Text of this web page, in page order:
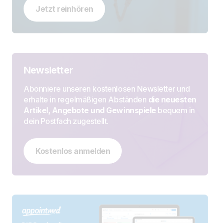
Jetzt reinhören
Newsletter
Abonniere unseren kostenlosen Newsletter und
erhalte in regelmäßigen Abständen die neuesten
Artikel, Angebote und Gewinnspiele bequem in
dein Postfach zugestellt.
Kostenlos anmelden